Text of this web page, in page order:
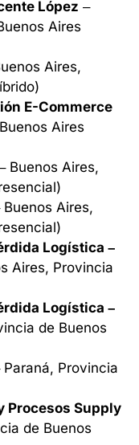
López –
Aires
Aires,
E-Commerce
Aires
Buenos Aires,
Buenos Aires,
Logística –
Aires, Provincia
Logística –
de Buenos
Paraná, Provincia
Procesos Supply
de Buenos